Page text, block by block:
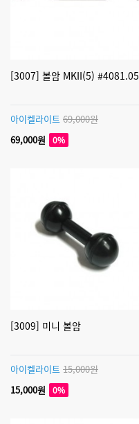
[3007] 볼암 MKII(5) #4081.05
아이켈라이트 69,000원
69,000원
0%
[3009] 미니 볼암
아이켈라이트 15,000원
15,000원
0%